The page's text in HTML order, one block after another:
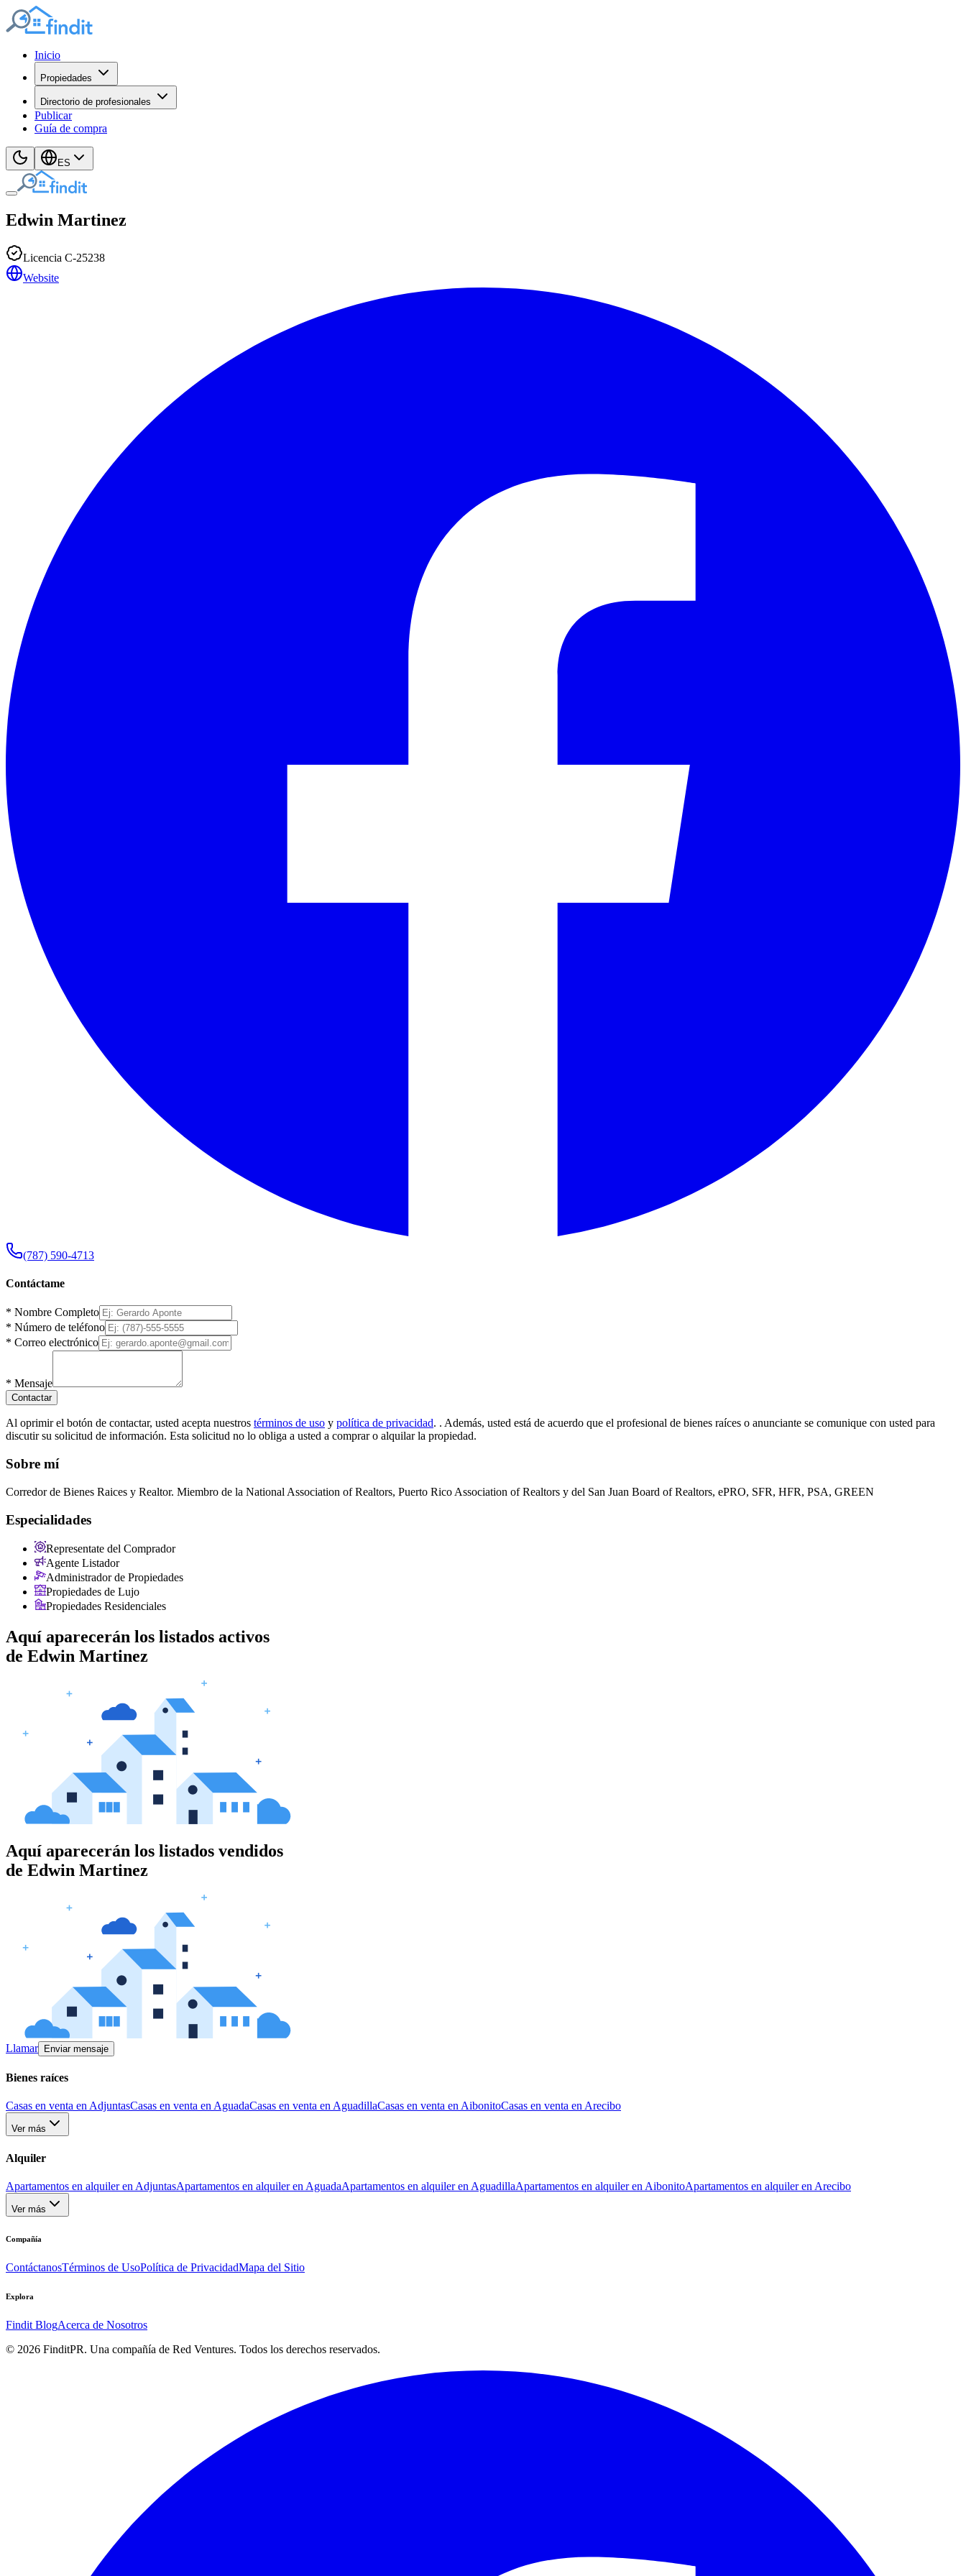
Inicio
Propiedades
Directorio de profesionales
Publicar
Guía de compra
ES
Edwin Martinez
Licencia C-25238
Website
(787) 590-4713
Contáctame
* Nombre Completo
* Número de teléfono
* Correo electrónico
* Mensaje
Contactar
Al oprimir el botón de contactar, usted acepta nuestros términos de uso y política de privacidad. . Además, usted está de acuerdo que el profesional de bienes raíces o anunciante se comunique con usted para
discutir su solicitud de información. Esta solicitud no lo obliga a usted a comprar o alquilar la propiedad.
Sobre mí
Corredor de Bienes Raices y Realtor. Miembro de la National Association of Realtors, Puerto Rico Association of Realtors y del San Juan Board of Realtors, ePRO, SFR, HFR, PSA, GREEN
Especialidades
Representate del Comprador
Agente Listador
Administrador de Propiedades
Propiedades de Lujo
Propiedades Residenciales
Aquí aparecerán los listados activos
de Edwin Martinez
Aquí aparecerán los listados vendidos
de Edwin Martinez
Llamar Enviar mensaje
Bienes raíces
Casas en venta en AdjuntasCasas en venta en AguadaCasas en venta en AguadillaCasas en venta en AibonitoCasas en venta en Arecibo
Ver más
Alquiler
Apartamentos en alquiler en AdjuntasApartamentos en alquiler en AguadaApartamentos en alquiler en AguadillaApartamentos en alquiler en AibonitoApartamentos en alquiler en Arecibo
Ver más
Compañía
ContáctanosTérminos de UsoPolítica de PrivacidadMapa del Sitio
Explora
Findit BlogAcerca de Nosotros
© 2026 FinditPR. Una compañía de Red Ventures. Todos los derechos reservados.